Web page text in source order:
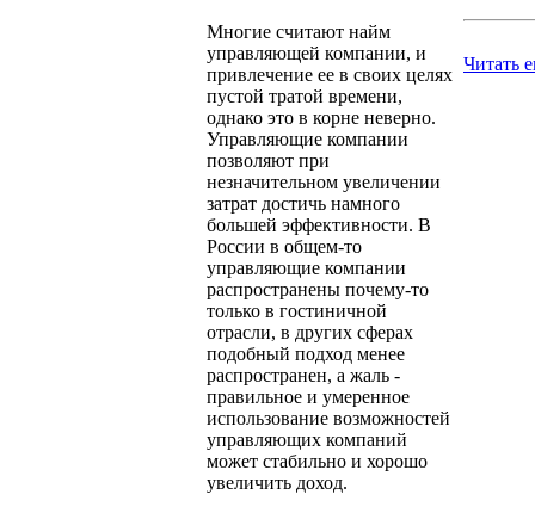
Многие считают найм
управляющей компании, и
привлечение ее в своих целях
пустой тратой времени,
однако это в корне неверно.
Управляющие компании
позволяют при
незначительном увеличении
затрат достичь намного
большей эффективности. В
России в общем-то
управляющие компании
распространены почему-то
только в гостиничной
отрасли, в других сферах
подобный подход менее
распространен, а жаль -
правильное и умеренное
использование возможностей
управляющих компаний
может стабильно и хорошо
увеличить доход.
Читать